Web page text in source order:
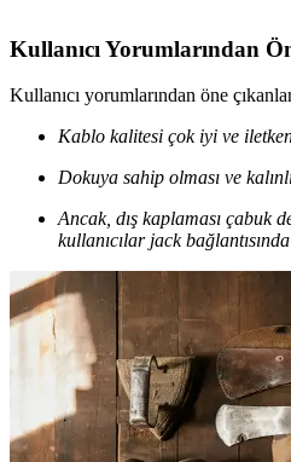
Kullanıcı Yorumlarından
Kullanıcı yorumlarından öne
Kablo kalitesi çok iyi ve
Dokuya sahip olması ve
Ancak, dış kaplaması çabuk
kullanıcılar jack